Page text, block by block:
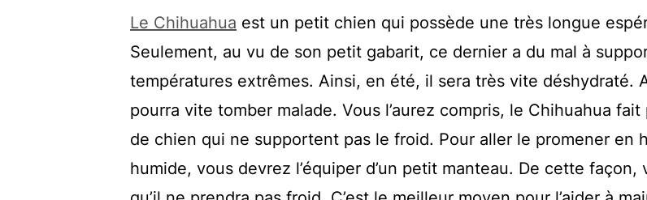
Le Chihuahua est un petit chien qui possède une très longue
Seulement, au vu de son petit gabarit, ce dernier a du mal à
températures extrêmes. Ainsi, en été, il sera très vite déshydraté.
pourra vite tomber malade. Vous l’aurez compris, le Chihuahua
de chien qui ne supportent pas le froid. Pour aller le promener en
humide, vous devrez l’équiper d’un petit manteau. De cette façon,